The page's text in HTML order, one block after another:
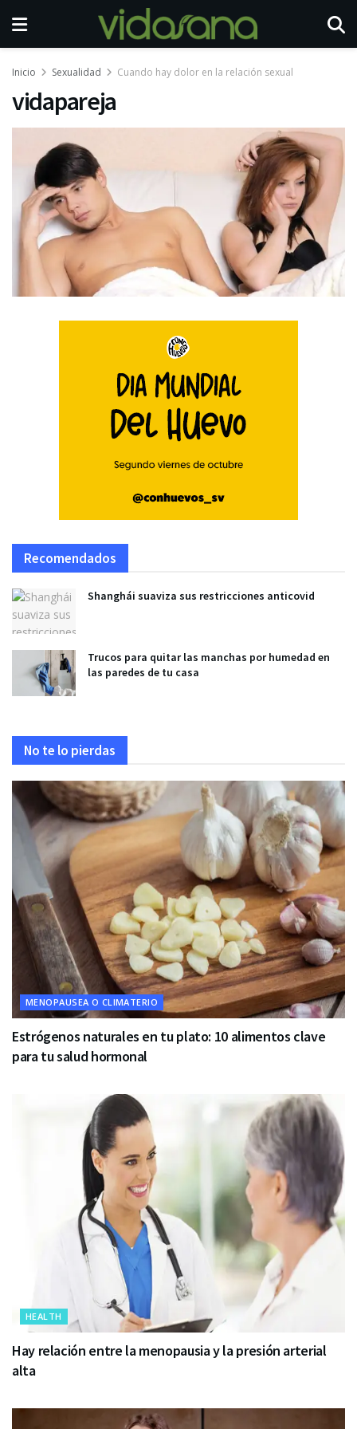
Inicio Sexualidad Cuando hay dolor en la relación sexual
vidapareja
Recomendados
Shanghái suaviza sus restricciones anticovid
Trucos para quitar las manchas por humedad en
las paredes de tu casa
No te lo pierdas
MENOPAUSEA O CLIMATERIO
Estrógenos naturales en tu plato: 10 alimentos clave
para tu salud hormonal
HEALTH
Hay relación entre la menopausia y la presión arterial
alta